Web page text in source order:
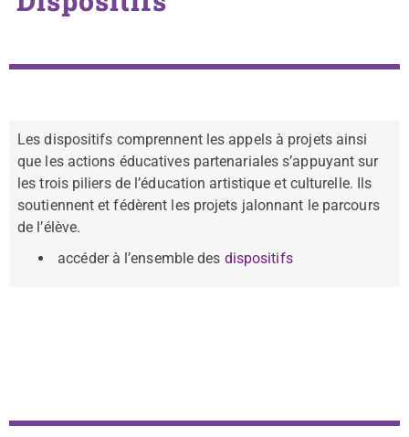
Les dispositifs comprennent les appels à projets ainsi
que les actions éducatives partenariales s’appuyant sur
les trois piliers de l’éducation artistique et culturelle. Ils
soutiennent et fédèrent les projets jalonnant le parcours
de l’élève.
accéder à l’ensemble des dispositifs